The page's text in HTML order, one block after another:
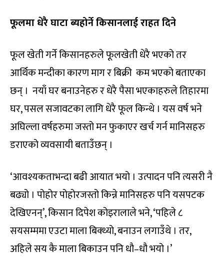
फूलमा धेरै घाटा ब्यहोर्ने किसानलाई राहत दिने
फूल खेती गर्ने किसानहरुले फूलखेती धेरै भएको तर
आर्थिक मन्दीका कारण माग र बिक्री कम भएको बताएका
छन् । नयाँ घर बनाउनेहरु र धेरै पैसा भएकाहरुले तिहारमा
घर, पसल सजावटका लागि धेरै फूल किन्थे । यस वर्ष भने
अघिल्ला वर्षहरुमा जस्तो मन फुकाएर खर्च गर्न मानिसहरु
डराएको व्यवसायी बताउँछन् ।
‘आवश्यकताभन्दा बढी आयात भयो । उत्पादन पनि त्यसरी नै
बढ्यो । पोहोर पोहोरजस्तो किन्ने मानिसहरु पनि यसपटक
देखिएनन्’, किसान दिपेश कोइरालाले भने, ‘पहिले ८
सयसम्ममा एउटा माला बिक्थ्यो, बनाउन लगाउँथे । तर,
अहिले सय कै माला बिकाउन पनि धौ–धौ भयो ।’